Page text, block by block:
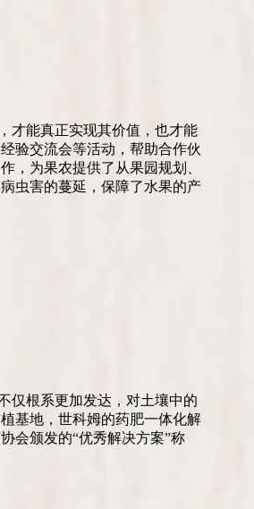
才能真正实现其价值，也才能
验交流会等活动，帮助合作伙
，为果农提供了从果园规划、
虫害的蔓延，保障了水果的产
仅根系更加发达，对土壤中的
基地，世科姆的药肥一体化解
会颁发的“优秀解决方案”称